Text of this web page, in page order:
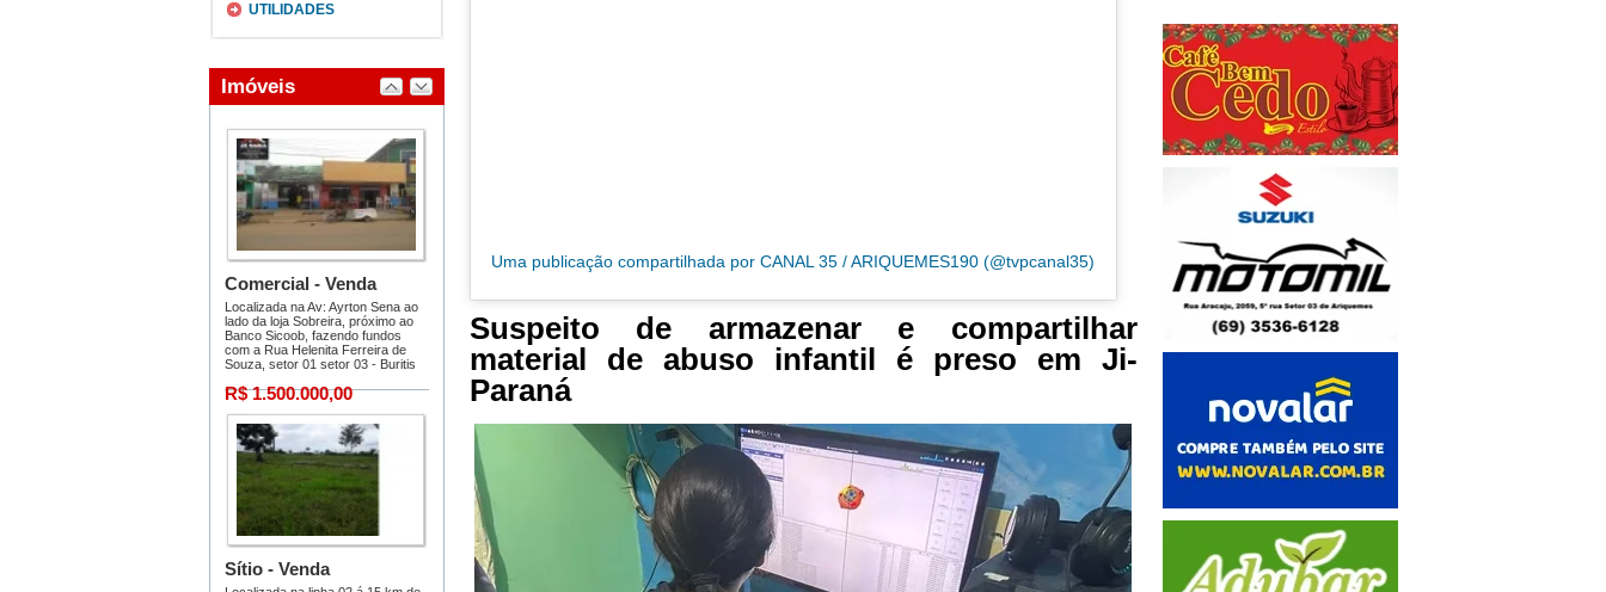
UTILIDADES
Uma publicação compartilhada por CANAL 35 / ARIQUEMES190 (@tvpcanal35)
Suspeito de armazenar e compartilhar
material de abuso infantil é preso em Ji-
Paraná